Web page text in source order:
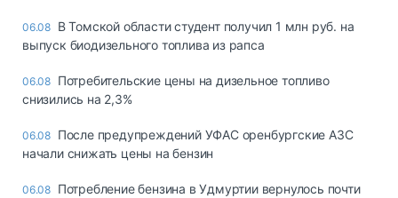
06.08 В Томской области студент получил 1 млн руб. на
выпуск биодизельного топлива из рапса
06.08 Потребительские цены на дизельное топливо
снизились на 2,3%
06.08 После предупреждений УФАС оренбургские АЗС
начали снижать цены на бензин
06.08 Потребление бензина в Удмуртии вернулось почти